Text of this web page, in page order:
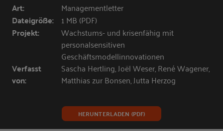
Art: Managementletter
Dateigröße: 1 MB (PDF)
Projekt:
Wachstums- und krisenfähig mit
personalsensitiven
Geschäftsmodellinnovationen
Verfasst
von:
Sascha Hertling, Joël Weser, René Wagener,
Matthias zur Bonsen, Jutta Herzog
HERUNTERLADEN (PDF)